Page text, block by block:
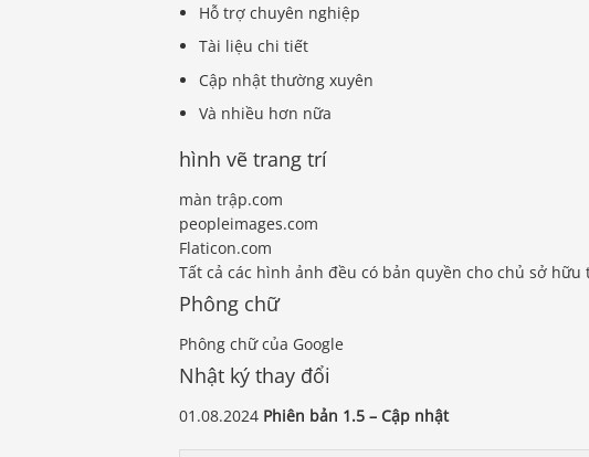
Hỗ trợ chuyên nghiệp
Tài liệu chi tiết
Cập nhật thường xuyên
Và nhiều hơn nữa
hình vẽ trang trí
màn trập.com
peopleimages.com
Flaticon.com
Tất cả các hình ảnh đều có bản quyền cho chủ sở
Phông chữ
Phông chữ của Google
Nhật ký thay đổi
01.08.2024 Phiên bản 1.5 – Cập nhật